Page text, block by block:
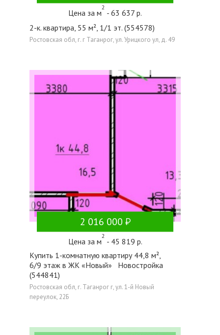
Цена за м
2
- 63 637 р.
2-к. квартира, 55 м², 1/1 эт. (554578)
Ростовская обл, г. г Таганрог, ул. Урицкого ул, д. 49
2 016 000
Цена за м
2
- 45 819 р.
Купить 1-комнатную квартиру 44,8 м²,
6/9 этаж в ЖК «Новый» Новостройка
(544841)
Ростовская обл, г. Таганрог г, ул. 1-й Новый
переулок, 22Б